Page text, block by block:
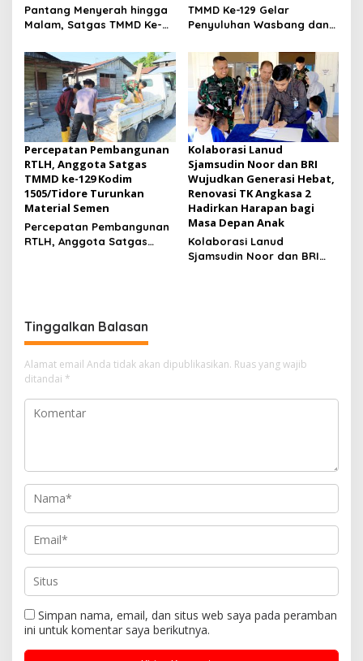
Pantang Menyerah hingga
Malam, Satgas TMMD Ke-
Lembur Finishing Rumah
Type 36 untuk Warga
Kampung Sesor
TMMD Ke-129 Gelar
Penyuluhan Wasbang dan
Kesadaran Berbangsa
serta Taat Aturan di
Kampung Sesor
Percepatan Pembangunan
RTLH, Anggota Satgas
TMMD ke-129 Kodim
1505/Tidore Turunkan
Material Semen
Percepatan Pembangunan
RTLH, Anggota Satgas
Kolaborasi Lanud
Sjamsudin Noor dan BRI
Wujudkan Generasi Hebat,
Renovasi TK Angkasa 2
Hadirkan Harapan bagi
Masa Depan Anak
Kolaborasi Lanud
Sjamsudin Noor dan BRI
Tinggalkan Balasan
Alamat email Anda tidak akan dipublikasikan. Ruas yang wajib
ditandai *
Simpan nama, email, dan situs web saya pada peramban
ini untuk komentar saya berikutnya.